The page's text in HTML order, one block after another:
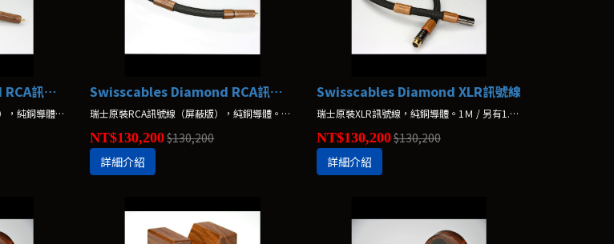
Swisscables Diamond RCA訊號線(無屏蔽版)
瑞士原裝RCA訊號線（無屏蔽版），純銅導體。1Ｍ / 另有1.5Ｍ
Swisscables Diamond RCA訊號線(屏蔽版)
瑞士原裝RCA訊號線（屏蔽版），純銅導體。1Ｍ / 另有1.5Ｍ
NT$130,200$130,200
詳細介紹
Swisscables Diamond XLR訊號線
瑞士原裝XLR訊號線，純銅導體。1Ｍ / 另有1.5Ｍ
NT$130,200$130,200
詳細介紹